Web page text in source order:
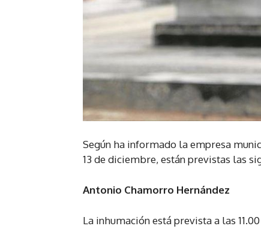
Según ha informado la empresa
13 de diciembre, están previstas las
Antonio Chamorro Hernández
La inhumación está prevista a las